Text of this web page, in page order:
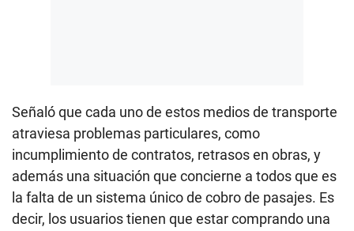
Señaló que cada uno de estos medios de transporte
atraviesa problemas particulares, como
incumplimiento de contratos, retrasos en obras, y
además una situación que concierne a todos que es
la falta de un sistema único de cobro de pasajes. Es
decir, los usuarios tienen que estar comprando una